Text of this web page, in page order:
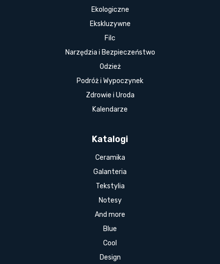
Ekologiczne
Ekskluzywne
Filc
Narzędzia i Bezpieczeństwo
Odzież
Podróż i Wypoczynek
Zdrowie i Uroda
Kalendarze
Katalogi
Ceramika
Galanteria
Tekstylia
Notesy
And more
Blue
Cool
Design